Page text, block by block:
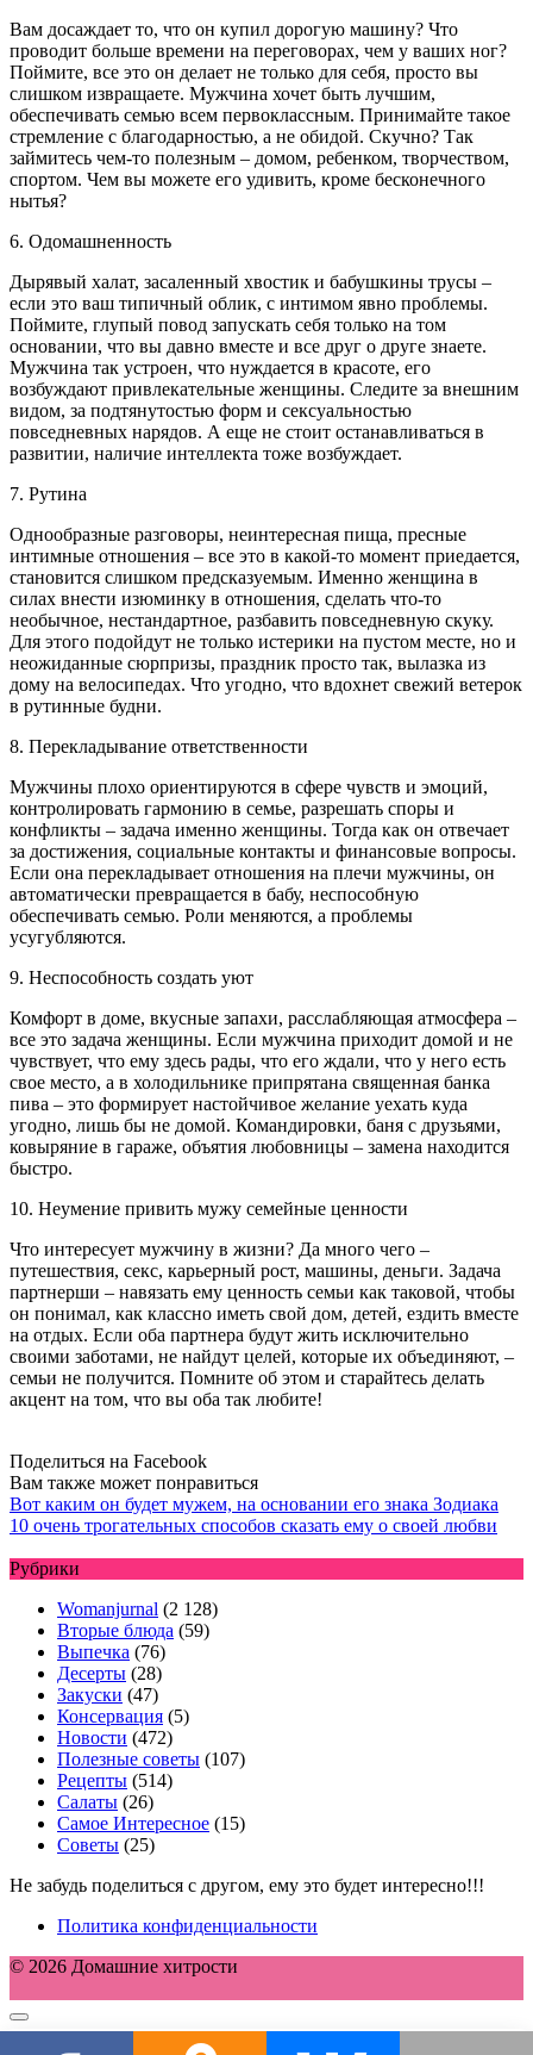
Вам досаждает то, что он купил дорогую машину? Что
проводит больше времени на переговорах, чем у ваших ног?
Поймите, все это он делает не только для себя, просто вы
слишком извращаете. Мужчина хочет быть лучшим,
обеспечивать семью всем первоклассным. Принимайте такое
стремление с благодарностью, а не обидой. Скучно? Так
займитесь чем-то полезным – домом, ребенком, творчеством,
спортом. Чем вы можете его удивить, кроме бесконечного
нытья?
6. Одомашненность
Дырявый халат, засаленный хвостик и бабушкины трусы –
если это ваш типичный облик, с интимом явно проблемы.
Поймите, глупый повод запускать себя только на том
основании, что вы давно вместе и все друг о друге знаете.
Мужчина так устроен, что нуждается в красоте, его
возбуждают привлекательные женщины. Следите за внешним
видом, за подтянутостью форм и сексуальностью
повседневных нарядов. А еще не стоит останавливаться в
развитии, наличие интеллекта тоже возбуждает.
7. Рутина
Однообразные разговоры, неинтересная пища, пресные
интимные отношения – все это в какой-то момент приедается,
становится слишком предсказуемым. Именно женщина в
силах внести изюминку в отношения, сделать что-то
необычное, нестандартное, разбавить повседневную скуку.
Для этого подойдут не только истерики на пустом месте, но и
неожиданные сюрпризы, праздник просто так, вылазка из
дому на велосипедах. Что угодно, что вдохнет свежий ветерок
в рутинные будни.
8. Перекладывание ответственности
Мужчины плохо ориентируются в сфере чувств и эмоций,
контролировать гармонию в семье, разрешать споры и
конфликты – задача именно женщины. Тогда как он отвечает
за достижения, социальные контакты и финансовые вопросы.
Если она перекладывает отношения на плечи мужчины, он
автоматически превращается в бабу, неспособную
обеспечивать семью. Роли меняются, а проблемы
усугубляются.
9. Неспособность создать уют
Комфорт в доме, вкусные запахи, расслабляющая атмосфера –
все это задача женщины. Если мужчина приходит домой и не
чувствует, что ему здесь рады, что его ждали, что у него есть
свое место, а в холодильнике припрятана священная банка
пива – это формирует настойчивое желание уехать куда
угодно, лишь бы не домой. Командировки, баня с друзьями,
ковыряние в гараже, объятия любовницы – замена находится
быстро.
10. Неумение привить мужу семейные ценности
Что интересует мужчину в жизни? Да много чего –
путешествия, секс, карьерный рост, машины, деньги. Задача
партнерши – навязать ему ценность семьи как таковой, чтобы
он понимал, как классно иметь свой дом, детей, ездить вместе
на отдых. Если оба партнера будут жить исключительно
своими заботами, не найдут целей, которые их объединяют, –
семьи не получится. Помните об этом и старайтесь делать
акцент на том, что вы оба так любите!
Поделиться на Facebook
Вам также может понравиться
Вот каким он будет мужем, на основании его знака Зодиака
10 очень трогательных способов сказать ему о своей любви
Рубрики
Womanjurnal (2 128)
Вторые блюда (59)
Выпечка (76)
Десерты (28)
Закуски (47)
Консервация (5)
Новости (472)
Полезные советы (107)
Рецепты (514)
Салаты (26)
Самое Интересное (15)
Советы (25)
Не забудь поделиться с другом, ему это будет интересно!!!
Политика конфиденциальности
© 2026 Домашние хитрости